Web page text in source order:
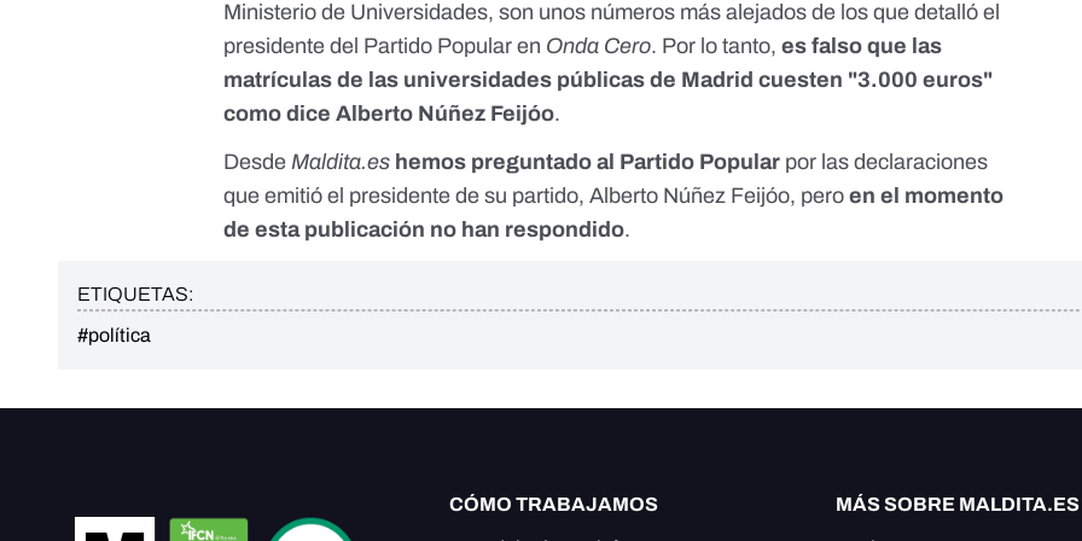
Ministerio de Universidades, son unos números más alejados de los que detalló el
presidente del Partido Popular en Onda Cero. Por lo tanto,es falso que las
matrículas de las universidades públicas de Madrid cuesten "3.000 euros"
como dice Alberto Núñez Feijóo.
Desde Maldita.es hemos preguntado al Partido Popular por las declaraciones
que emitió el presidente de su partido, Alberto Núñez Feijóo, pero en el momento
de esta publicación no han respondido.
ETIQUETAS:
#política
CÓMO TRABAJAMOS MÁS SOBRE MALDITA.ES